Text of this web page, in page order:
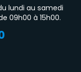
lundi au samedi
09h00 à 15h00.